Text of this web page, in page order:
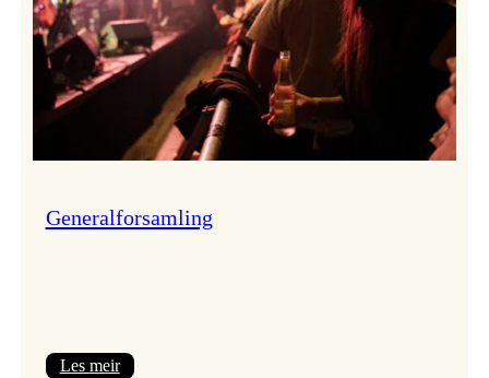
Generalforsamling
Les meir: